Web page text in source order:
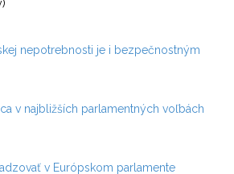
nepotrebnosti je i bezpečnostným
v najbližších parlamentných voľbách
v Európskom parlamente